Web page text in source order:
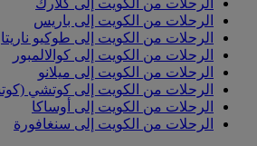
الرحلات من الكويت إلى باريس
الرحلات من الكويت إلى طوكيو ناريتا
الرحلات من الكويت إلى كوالالمبور
الرحلات من الكويت إلى ميلانو
الرحلات من الكويت إلى كوتشي
الرحلات من الكويت إلى أوساكا
الرحلات من الكويت إلى سنغافورة